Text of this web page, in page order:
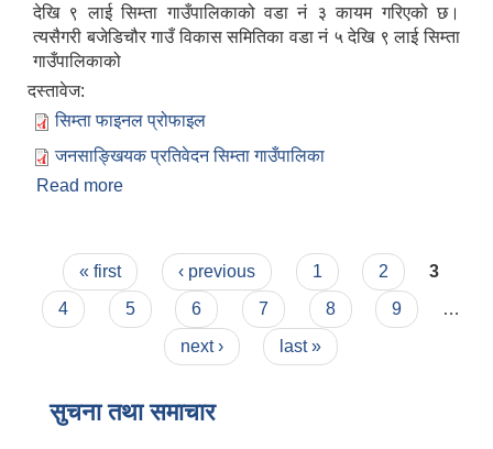
देखि ९ लाई सिम्ता गाउँपालिकाको वडा नं ३ कायम गरिएको छ।
त्यसैगरी बजेडिचौर गाउँ विकास समितिका वडा नं ५ देखि ९ लाई सिम्ता
गाउँपालिकाको
दस्तावेज:
सिम्ता फाइनल प्रोफाइल
जनसाङ्खियक प्रतिवेदन सिम्ता गाउँपालिका
Read more
Pages
« first ‹ previous 1 2
3
4
5 6 7 8 9
…
next ›
last »
सुचना तथा समाचार